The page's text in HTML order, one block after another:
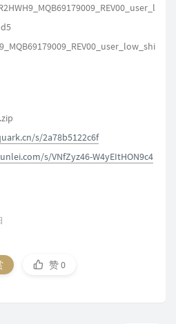
s/2a78b5122c6f
s/VNfZyz46-W4yEItHON9c4
赞0